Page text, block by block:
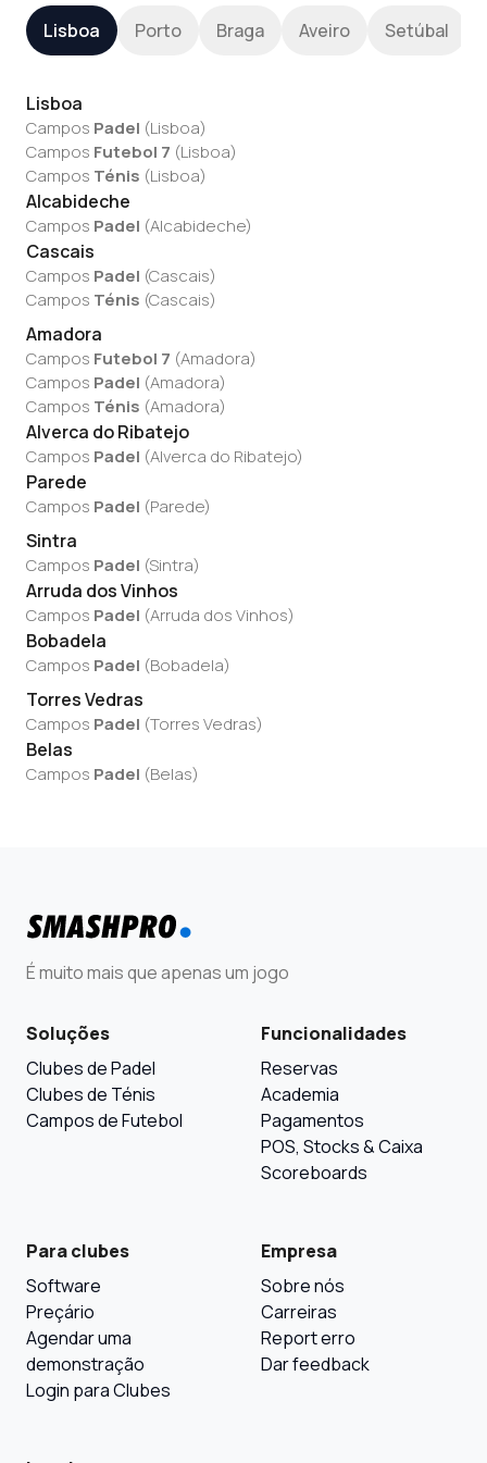
Lisboa Porto Braga Aveiro Setúbal
Lisboa
Campos Padel (Lisboa)
Campos Futebol 7 (Lisboa)
Campos Ténis (Lisboa)
Alcabideche
Campos Padel (Alcabideche)
Cascais
Campos Padel (Cascais)
Campos Ténis (Cascais)
Amadora
Campos Futebol 7 (Amadora)
Campos Padel (Amadora)
Campos Ténis (Amadora)
Alverca do Ribatejo
Campos Padel (Alverca do Ribatejo)
Parede
Campos Padel (Parede)
Sintra
Campos Padel (Sintra)
Arruda dos Vinhos
Campos Padel (Arruda dos Vinhos)
Bobadela
Campos Padel (Bobadela)
Torres Vedras
Campos Padel (Torres Vedras)
Belas
Campos Padel (Belas)
É muito mais que apenas um jogo
Soluções
Clubes de Padel
Clubes de Ténis
Campos de Futebol
Funcionalidades
Reservas
Academia
Pagamentos
POS, Stocks & Caixa
Scoreboards
Para clubes
Software
Preçário
Agendar uma
demonstração
Login para Clubes
Empresa
Sobre nós
Carreiras
Report erro
Dar feedback